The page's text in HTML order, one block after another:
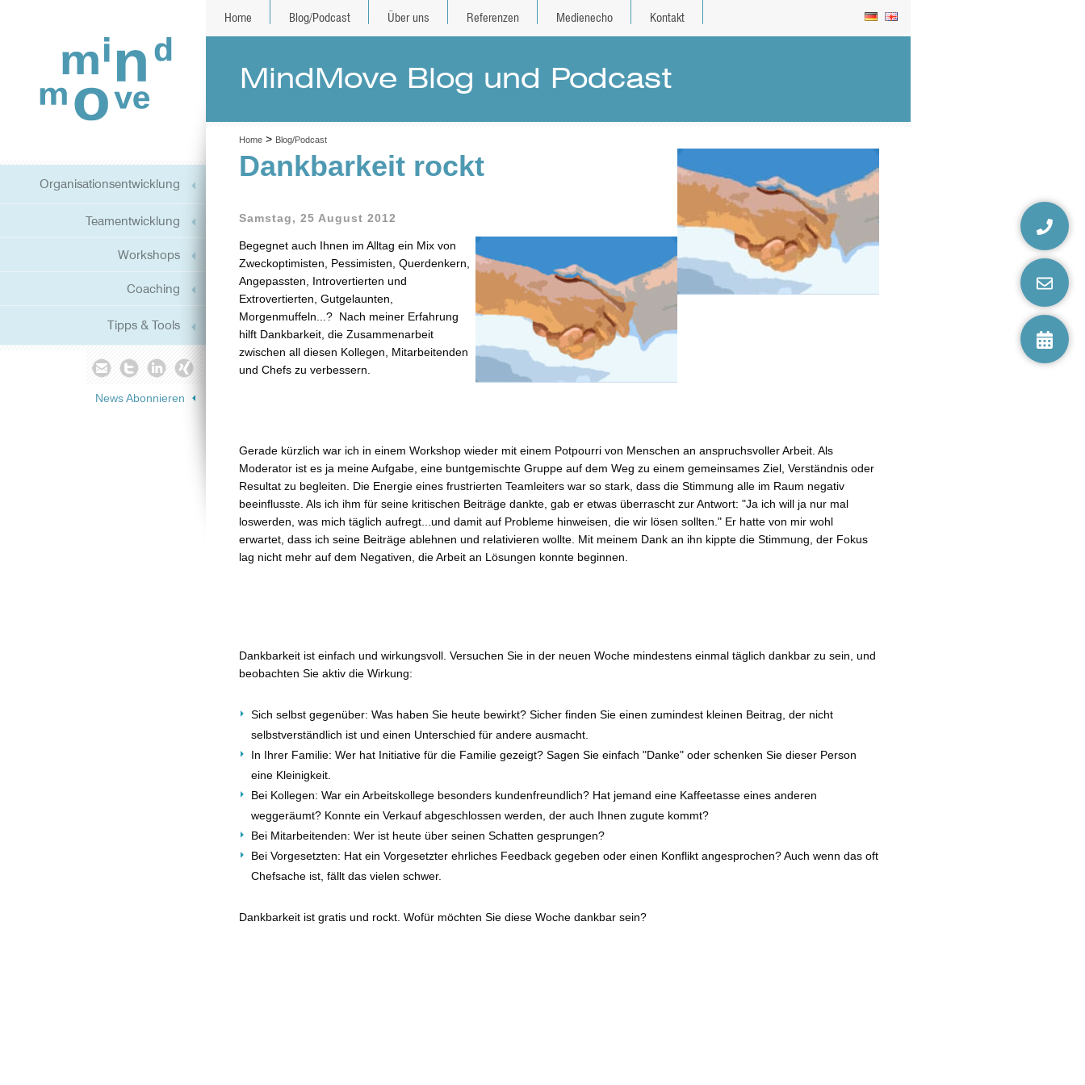
Home Blog/Podcast Über uns Referenzen Medienecho Kontakt
Organisationsentwicklung
Teamentwicklung
Workshops
Coaching
Tipps & Tools
News Abonnieren
MindMove Blog und Podcast
Home > Blog/Podcast
Dankbarkeit rockt
Samstag, 25 August 2012
Begegnet auch Ihnen im Alltag ein Mix von
Zweckoptimisten, Pessimisten, Querdenkern,
Angepassten, Introvertierten und
Extrovertierten, Gutgelaunten,
Morgenmuffeln...? Nach meiner Erfahrung
hilft Dankbarkeit, die Zusammenarbeit
zwischen all diesen Kollegen, Mitarbeitenden
und Chefs zu verbessern.
Gerade kürzlich war ich in einem Workshop wieder mit einem Potpourri von Menschen an anspruchsvoller Arbeit. Als
Moderator ist es ja meine Aufgabe, eine buntgemischte Gruppe auf dem Weg zu einem gemeinsames Ziel, Verständnis oder
Resultat zu begleiten. Die Energie eines frustrierten Teamleiters war so stark, dass die Stimmung alle im Raum negativ
beeinflusste. Als ich ihm für seine kritischen Beiträge dankte, gab er etwas überrascht zur Antwort: "Ja ich will ja nur mal
loswerden, was mich täglich aufregt...und damit auf Probleme hinweisen, die wir lösen sollten." Er hatte von mir wohl
erwartet, dass ich seine Beiträge ablehnen und relativieren wollte. Mit meinem Dank an ihn kippte die Stimmung, der Fokus
lag nicht mehr auf dem Negativen, die Arbeit an Lösungen konnte beginnen.
Dankbarkeit ist einfach und wirkungsvoll. Versuchen Sie in der neuen Woche mindestens einmal täglich dankbar zu sein, und
beobachten Sie aktiv die Wirkung:
Sich selbst gegenüber: Was haben Sie heute bewirkt? Sicher finden Sie einen zumindest kleinen Beitrag, der nicht
selbstverständlich ist und einen Unterschied für andere ausmacht.
In Ihrer Familie: Wer hat Initiative für die Familie gezeigt? Sagen Sie einfach "Danke" oder schenken Sie dieser Person
eine Kleinigkeit.
Bei Kollegen: War ein Arbeitskollege besonders kundenfreundlich? Hat jemand eine Kaffeetasse eines anderen
weggeräumt? Konnte ein Verkauf abgeschlossen werden, der auch Ihnen zugute kommt?
Bei Mitarbeitenden: Wer ist heute über seinen Schatten gesprungen?
Bei Vorgesetzten: Hat ein Vorgesetzter ehrliches Feedback gegeben oder einen Konflikt angesprochen? Auch wenn das oft
Chefsache ist, fällt das vielen schwer.
Dankbarkeit ist gratis und rockt. Wofür möchten Sie diese Woche dankbar sein?